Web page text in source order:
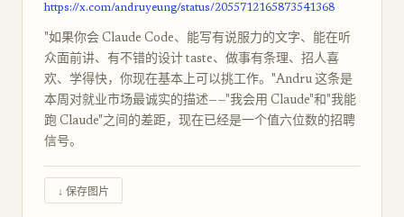
https://x.com/andruyeung/status/2055712165873541368
"如果你会 Claude Code、能写有说服力的文字、能在听
众面前讲、有不错的设计 taste、做事有条理、招人喜
欢、学得快，你现在基本上可以挑工作。"Andru 这条是
本周对就业市场最诚实的描述——"我会用 Claude"和"我能
跑 Claude"之间的差距，现在已经是一个值六位数的招聘
信号。
↓ 保存图片